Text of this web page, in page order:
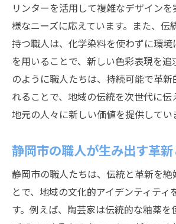
リンターを活用して複雑なデザイン
様なニーズに応えています。また、伝
持つ職人は、化学染料を使わずに環
を用いることで、新しい色彩表現を追
のように職人たちは、持続可能で革
れることで、地域の伝統を次世代に伝
地元の人々に新しい価値を提供してい
静岡市の職人が生み出す革
静岡市の職人たちは、伝統と革新を絶
とで、地域の文化的アイデンティティ
す。例えば、陶芸家は伝統的な釉薬を